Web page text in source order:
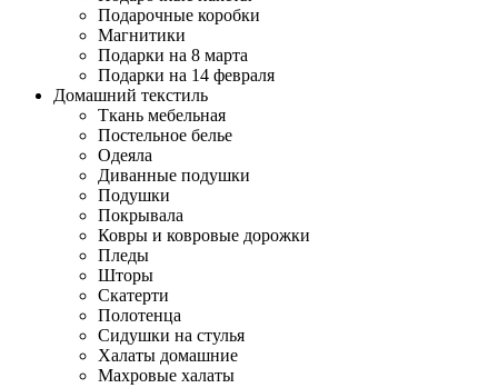
Подарочные коробки
Магнитики
Подарки на 8 марта
Подарки на 14 февраля
Домашний текстиль
Ткань мебельная
Постельное белье
Одеяла
Диванные подушки
Подушки
Покрывала
Ковры и ковровые дорожки
Пледы
Шторы
Скатерти
Полотенца
Сидушки на стулья
Халаты домашние
Махровые халаты